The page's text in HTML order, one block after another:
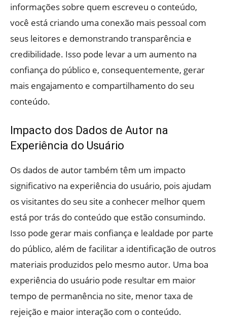
informações sobre quem escreveu o conteúdo,
você está criando uma conexão mais pessoal com
seus leitores e demonstrando transparência e
credibilidade. Isso pode levar a um aumento na
confiança do público e, consequentemente, gerar
mais engajamento e compartilhamento do seu
conteúdo.
Impacto dos Dados de Autor na
Experiência do Usuário
Os dados de autor também têm um impacto
significativo na experiência do usuário, pois ajudam
os visitantes do seu site a conhecer melhor quem
está por trás do conteúdo que estão consumindo.
Isso pode gerar mais confiança e lealdade por parte
do público, além de facilitar a identificação de outros
materiais produzidos pelo mesmo autor. Uma boa
experiência do usuário pode resultar em maior
tempo de permanência no site, menor taxa de
rejeição e maior interação com o conteúdo.